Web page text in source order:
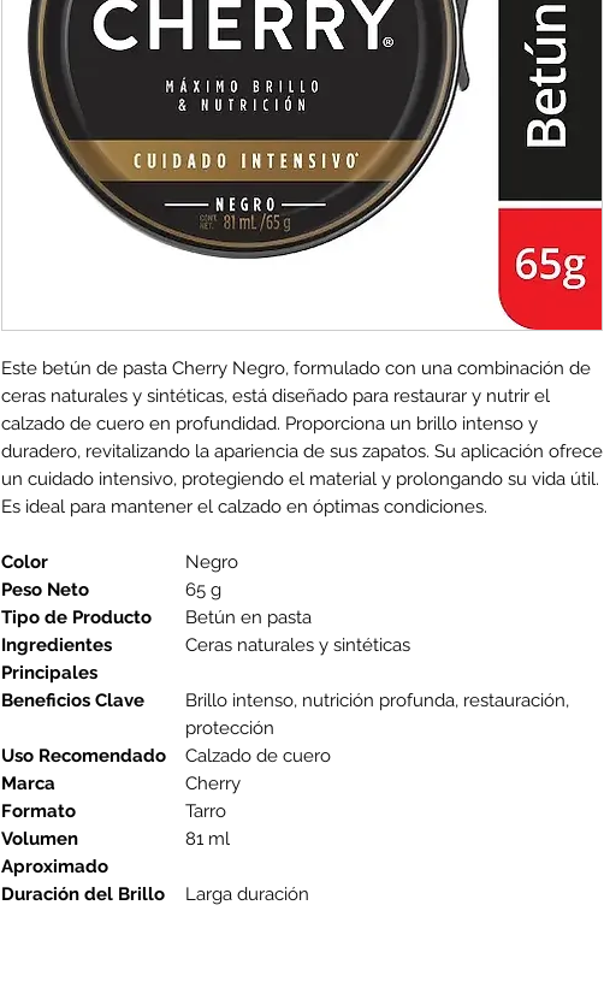
Este betún de pasta Cherry Negro, formulado con una combinación de
ceras naturales y sintéticas, está diseñado para restaurar y nutrir el
calzado de cuero en profundidad. Proporciona un brillo intenso y
duradero, revitalizando la apariencia de sus zapatos. Su aplicación ofrece
un cuidado intensivo, protegiendo el material y prolongando su vida útil.
Es ideal para mantener el calzado en óptimas condiciones.
Color
Negro
Peso Neto
65 g
Tipo de Producto
Betún en pasta
Ingredientes
Principales
Ceras naturales y sintéticas
Beneficios Clave
Brillo intenso, nutrición profunda, restauración,
protección
Uso Recomendado
Calzado de cuero
Marca
Cherry
Formato
Tarro
Volumen
Aproximado
81 ml
Duración del Brillo Larga duración